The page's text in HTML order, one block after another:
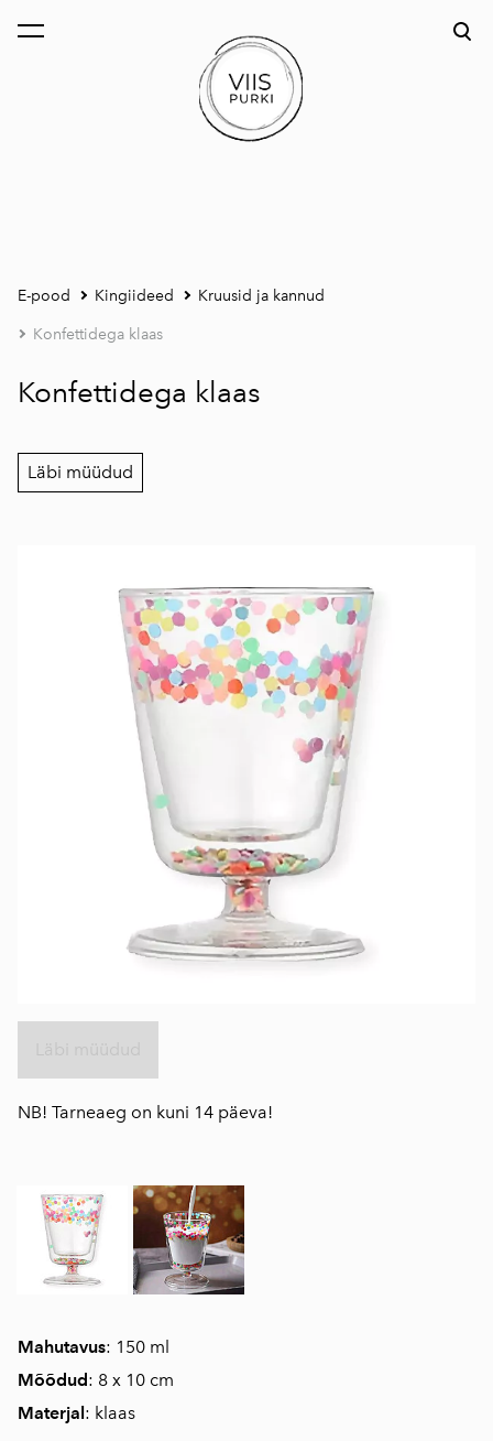
lisati ostukorvi. Vaata ostukorvi
E-pood Kingiideed Kruusid ja kannud
Konfettidega klaas
Mahutavus: 150 ml
Mõõdud: 8 x 10 cm
Materjal : klaas
Konfettidega klaas
Läbi müüdud
NB! Tarneaeg on kuni 14 päeva!